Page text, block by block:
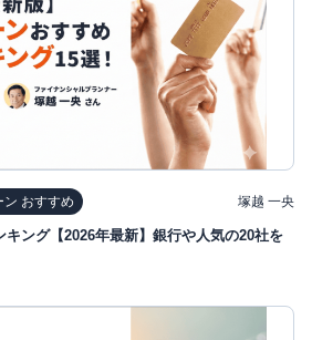
ン おすすめ 塚越 一央
キング【2026年最新】銀行や人気の20社を